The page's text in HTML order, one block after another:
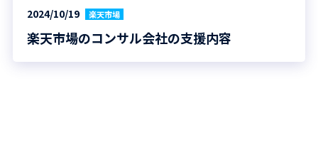
2024/10/19 楽天市場
楽天市場のコンサル会社の支援内容